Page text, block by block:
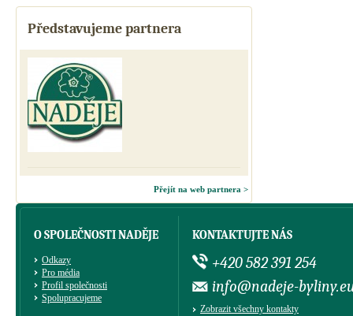
Představujeme partnera
Přejít na web partnera >
O SPOLEČNOSTI NADĚJE
Odkazy
Pro média
Profil společnosti
Spolupracujeme
KONTAKTUJTE NÁS
+420 582 391 254
info@nadeje-
Zobrazit všechny kontakty